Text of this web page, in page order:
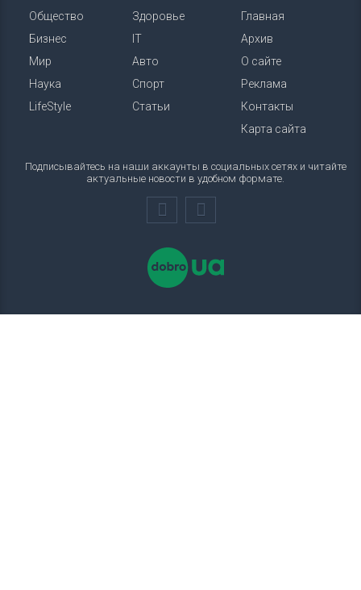
Общество
Бизнес
Мир
Наука
LifeStyle
Здоровье
IT
Авто
Спорт
Статьи
Главная
Архив
О сайте
Реклама
Контакты
Карта сайта
Подписывайтесь на наши аккаунты в социальных сетях и читайте
актуальные новости в удобном формате.